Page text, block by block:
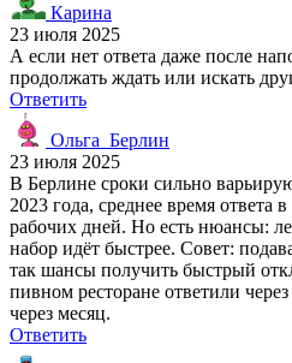
Карина
23 июля 2025
А если нет ответа даже после
продолжать ждать или искать
Ответить
Ольга_Берлин
23 июля 2025
В Берлине сроки сильно
2023 года, среднее время ответа
рабочих дней. Но есть нюансы:
набор идёт быстрее. Совет:
так шансы получить быстрый
пивном ресторане ответили
через месяц.
Ответить